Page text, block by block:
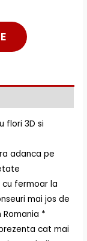
flori 3D si
adanca pe
fermoar la
mai jos de
Romania *
cat mai